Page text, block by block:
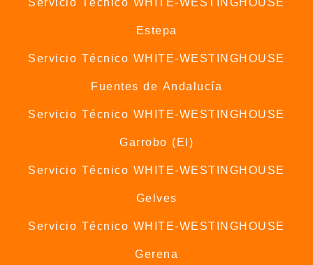
Servicio Técnico WHITE-WESTINGHOUSE
Estepa
Servicio Técnico WHITE-WESTINGHOUSE
Fuentes de Andalucía
Servicio Técnico WHITE-WESTINGHOUSE
Garrobo (El)
Servicio Técnico WHITE-WESTINGHOUSE
Gelves
Servicio Técnico WHITE-WESTINGHOUSE
Gerena